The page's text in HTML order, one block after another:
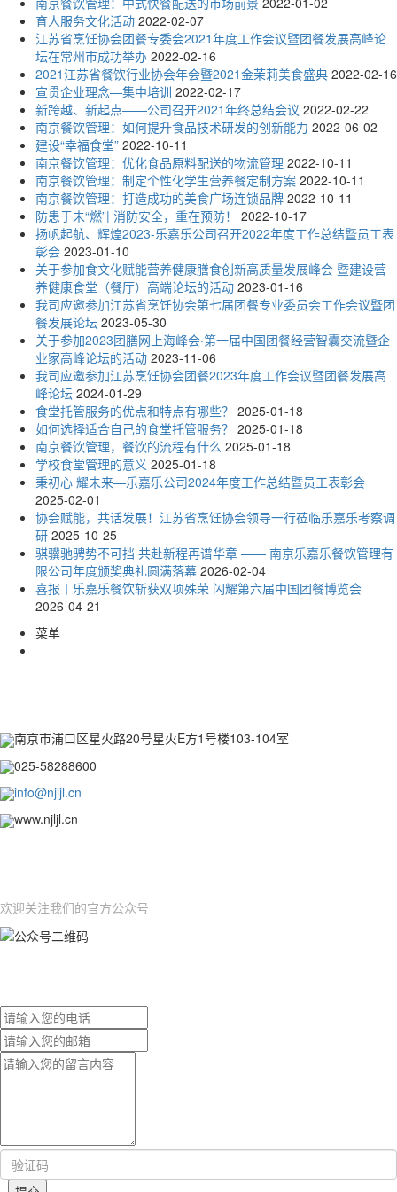
育人服务文化活动 2022-02-07
江苏省烹饪协会团餐专委会2021年度工作会议暨团餐发展高峰论
坛在常州市成功举办 2022-02-16
2021江苏省餐饮行业协会年会暨2021金茉莉美食盛典 2022-02-16
宣贯企业理念—集中培训 2022-02-17
新跨越、新起点——公司召开2021年终总结会议 2022-02-22
南京餐饮管理：如何提升食品技术研发的创新能力 2022-06-02
建设“幸福食堂” 2022-10-11
南京餐饮管理：优化食品原料配送的物流管理 2022-10-11
南京餐饮管理：制定个性化学生营养餐定制方案 2022-10-11
南京餐饮管理：打造成功的美食广场连锁品牌 2022-10-11
防患于未“燃”| 消防安全，重在预防！ 2022-10-17
扬帆起航、辉煌2023-乐嘉乐公司召开2022年度工作总结暨员工表
彰会 2023-01-10
关于参加食文化赋能营养健康膳食创新高质量发展峰会 暨建设营
养健康食堂（餐厅）高端论坛的活动 2023-01-16
我司应邀参加江苏省烹饪协会第七届团餐专业委员会工作会议暨团
餐发展论坛 2023-05-30
关于参加2023团膳网上海峰会·第一届中国团餐经营智囊交流暨企
业家高峰论坛的活动 2023-11-06
我司应邀参加江苏烹饪协会团餐2023年度工作会议暨团餐发展高
峰论坛 2024-01-29
食堂托管服务的优点和特点有哪些？ 2025-01-18
如何选择适合自己的食堂托管服务？ 2025-01-18
南京餐饮管理，餐饮的流程有什么 2025-01-18
学校食堂管理的意义 2025-01-18
秉初心 耀未来—乐嘉乐公司2024年度工作总结暨员工表彰会
2025-02-01
协会赋能，共话发展！江苏省烹饪协会领导一行莅临乐嘉乐考察调
研 2025-10-25
骐骥驰骋势不可挡 共赴新程再谱华章 —— 南京乐嘉乐餐饮管理有
限公司年度颁奖典礼圆满落幕 2026-02-04
喜报丨乐嘉乐餐饮斩获双项殊荣 闪耀第六届中国团餐博览会
2026-04-21
菜单
南京市浦口区星火路20号星火E方1号楼103-104室
025-58288600
info@njljl.cn
www.njljl.cn
欢迎关注我们的官方公众号